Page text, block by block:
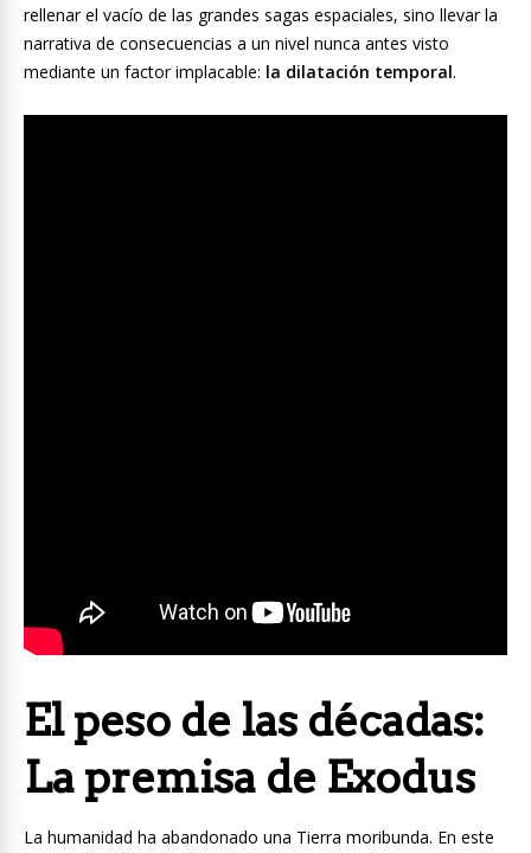
rellenar el vacío de las grandes sagas espaciales, sino llevar la
narrativa de consecuencias a un nivel nunca antes visto
mediante un factor implacable: la dilatación temporal.
El peso de las décadas:
La premisa de Exodus
La humanidad ha abandonado una Tierra moribunda. En este